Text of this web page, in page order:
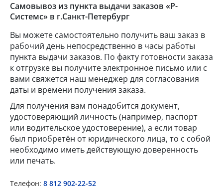
Самовывоз из пункта выдачи заказов «Р-
Системс» в г.Санкт-Петербург
Вы можете самостоятельно получить ваш заказ в
рабочий день непосредственно в часы работы
пункта выдачи заказов. По факту готовности заказа
к отгрузке вы получите электронное письмо или с
вами свяжется наш менеджер для согласования
даты и времени получения заказа.
Для получения вам понадобится документ,
удостоверяющий личность (например, паспорт
или водительское удостоверение), а если товар
был приобретён от юридического лица, то с собой
необходимо иметь действующую доверенность
или печать.
Телефон: 8 812 902-22-52
Popup Title
×